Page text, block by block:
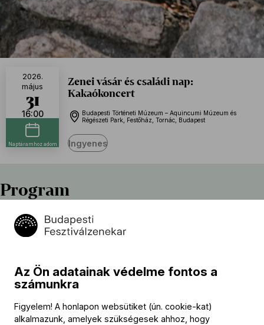
Zenei vásár és családi nap:
Kakaókoncert
Budapesti Történeti Múzeum – Aquincumi Múzeum és
Régészeti Park, Festőház, Tornác, Budapest
2026.
május
31
16:00
Naptáramhoz adom Ingyenes
Program
Jules Massenet
Thaïs – Méditation
Dmitrij Sosztakovics (→bio)
Babák tánca – Waltz, Scherzo
Zoltán (brácsa), Martos Attila (nagybőgő)
Az Ön adatainak védelme fontos a
számunkra
Figyelem! A honlapon websütiket (ún. cookie-kat)
alkalmazunk, amelyek szükségesek ahhoz, hogy